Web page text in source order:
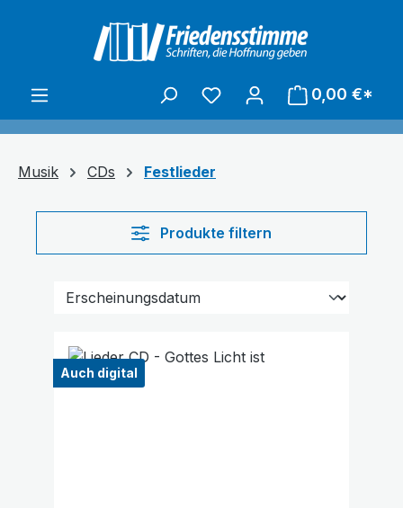
0,00 €*
Musik CDs Festlieder
Produkte filtern
Auch digital